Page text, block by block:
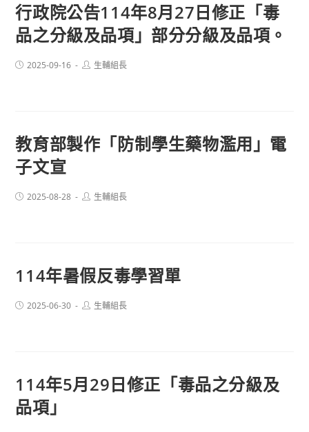
行政院公告114年8月27日修正「毒
品之分級及品項」部分分級及品項。
Post2025-09-16
Post生輔組長
教育部製作「防制學生藥物濫用」電
子文宣
Post2025-08-28
Post生輔組長
114年暑假反毒學習單
Post2025-06-30
Post生輔組長
114年5月29日修正「毒品之分級及
品項」